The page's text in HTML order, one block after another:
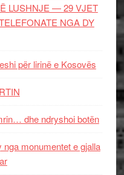
LUSHNJE — 29 VJET
NGA DY
për lirinë e Kosovës
dhe ndryshoi botën
monumentet e gjalla